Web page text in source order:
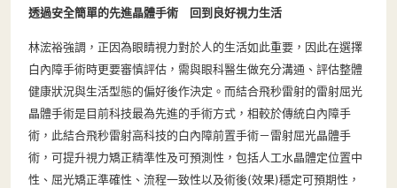
透過安全簡單的先進晶體手術 回到良好視力生活
林浤裕強調，正因為眼睛視力對於人的生活如此重要，因此在選擇
白內障手術時更要審慎評估，需與眼科醫生做充分溝通、評估整體
健康狀況與生活型態的偏好後作決定。而結合飛秒雷射的雷射屈光
晶體手術是目前科技最為先進的手術方式，相較於傳統白內障手
術，此結合飛秒雷射高科技的白內障前置手術－雷射屈光晶體手
術，可提升視力矯正精準性及可預測性，包括人工水晶體定位置中
性、屈光矯正準確性、流程一致性以及術後(效果)穩定可預期性，